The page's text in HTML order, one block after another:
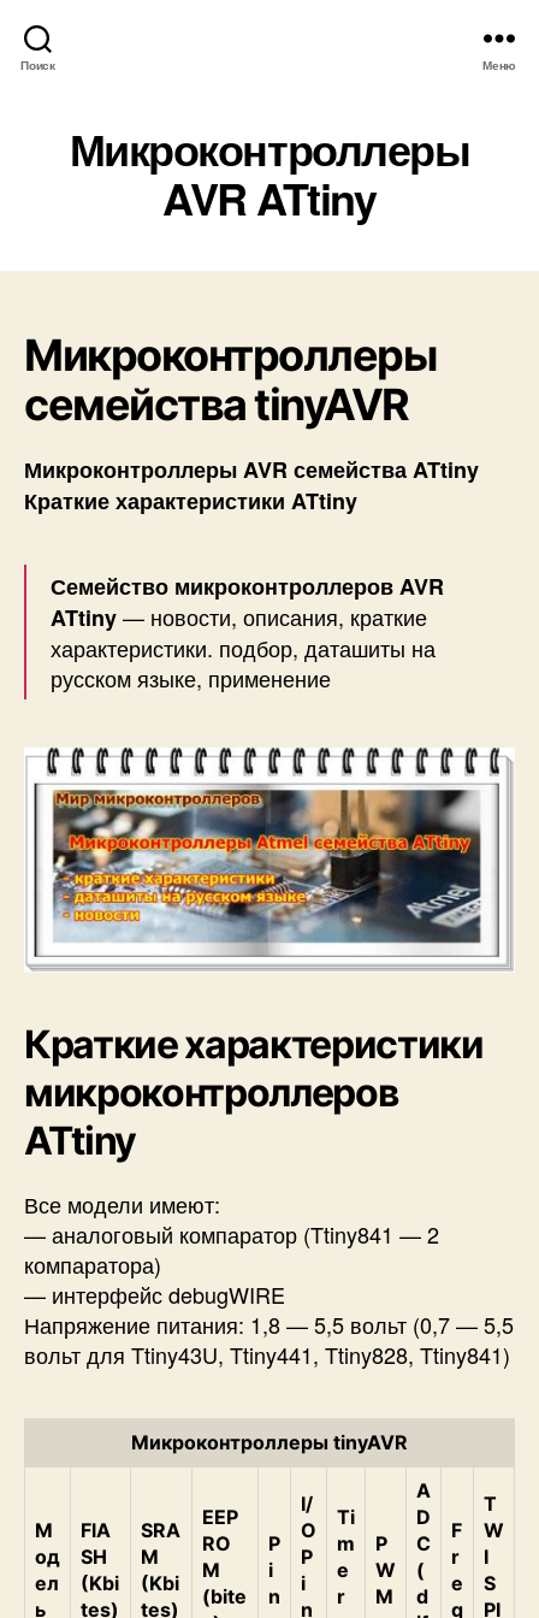
Поиск Меню
Микроконтроллеры
AVR ATtiny
Микроконтроллеры
семейства tinyAVR
Микроконтроллеры AVR семейства ATtiny
Краткие характеристики ATtiny
Семейство микроконтроллеров AVR
ATtiny— новости, описания, краткие
характеристики. подбор, даташиты на
русском языке, применение
Краткие характеристики
микроконтроллеров
ATtiny
Все модели имеют:
— аналоговый компаратор (Ttiny841 — 2
компаратора)
— интерфейс debugWIRE
Напряжение питания: 1,8 — 5,5 вольт (0,7 — 5,5
вольт для Ttiny43U, Ttiny441, Ttiny828, Ttiny841)
Микроконтроллеры tinyAVR
М
од
ел
ь
FlA
SH
(Kbi
tes)
SRA
M
(Kbi
tes)
EEP
RO
M
(bite
P
i
n
I/
O
P
i
n
Ti
m
e
r
P
W
M
A
D
C
(
d
F
r
e
q
T
W
I
S
PI